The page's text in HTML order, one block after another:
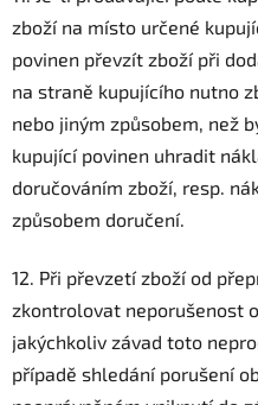
zboží na místo určené
povinen převzít zboží při
na straně kupujícího nutno
nebo jiným způsobem, než
kupující povinen uhradit
doručováním zboží, resp.
způsobem doručení.
12. Při převzetí zboží od
zkontrolovat neporušenost
jakýchkoliv závad toto
případě shledání porušení